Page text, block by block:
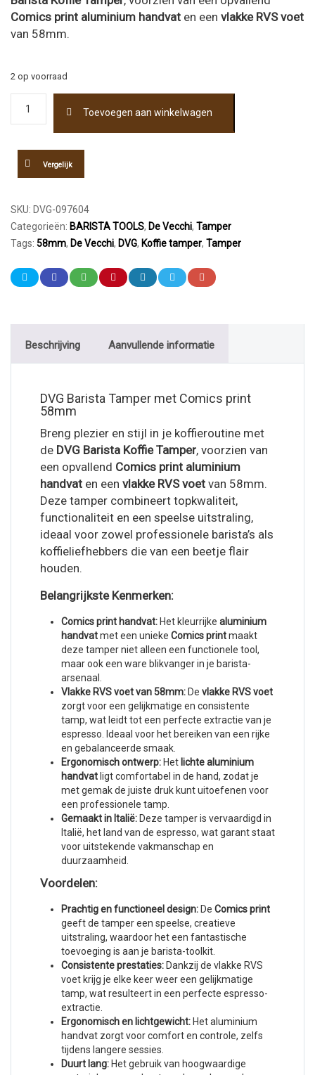
Comics print aluminium handvat en een vlakke RVS voet
van 58mm.
2 op voorraad
Barista
Tamper
aantal
Toevoegen aan winkelwagen
Vergelijk
SKU: DVG-097604
Categorieën: BARISTA TOOLS, De Vecchi, Tamper
Tags: 58mm, De Vecchi, DVG, Koffie tamper, Tamper
Beschrijving Aanvullende informatie
DVG Barista Tamper met Comics print
58mm
Breng plezier en stijl in je koffieroutine met
de DVG Barista Koffie Tamper, voorzien van
een opvallend Comics print aluminium
handvat en een vlakke RVS voet van 58mm.
Deze tamper combineert topkwaliteit,
functionaliteit en een speelse uitstraling,
ideaal voor zowel professionele barista’s als
koffieliefhebbers die van een beetje flair
houden.
Belangrijkste Kenmerken:
Comics print handvat: Het kleurrijke aluminium
handvatmet een unieke Comics printmaakt
deze tamper niet alleen een functionele tool,
maar ook een ware blikvanger in je barista-
arsenaal.
Vlakke RVS voet van 58mm: De vlakke RVS voet
zorgt voor een gelijkmatige en consistente
tamp, wat leidt tot een perfecte extractie van je
espresso. Ideaal voor het bereiken van een rijke
en gebalanceerde smaak.
Ergonomisch ontwerp: Het lichte aluminium
handvat ligt comfortabel in de hand, zodat je
met gemak de juiste druk kunt uitoefenen voor
een professionele tamp.
Gemaakt in Italië: Deze tamper is vervaardigd in
Italië, het land van de espresso, wat garant staat
voor uitstekende vakmanschap en
duurzaamheid.
Voordelen:
Prachtig en functioneel design: De Comics print
geeft de tamper een speelse, creatieve
uitstraling, waardoor het een fantastische
toevoeging is aan je barista-toolkit.
Consistente prestaties: Dankzij de vlakke RVS
voet krijg je elke keer weer een gelijkmatige
tamp, wat resulteert in een perfecte espresso-
extractie.
Ergonomisch en lichtgewicht: Het aluminium
handvat zorgt voor comfort en controle, zelfs
tijdens langere sessies.
Duurt lang: Het gebruik van hoogwaardige